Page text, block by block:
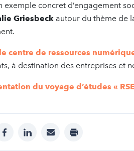
exemple concret d’engagement
Griesbeck autour du thème de
le centre de ressources
à destination des entreprises et
du voyage d’études «
facebooklinkedinmail print